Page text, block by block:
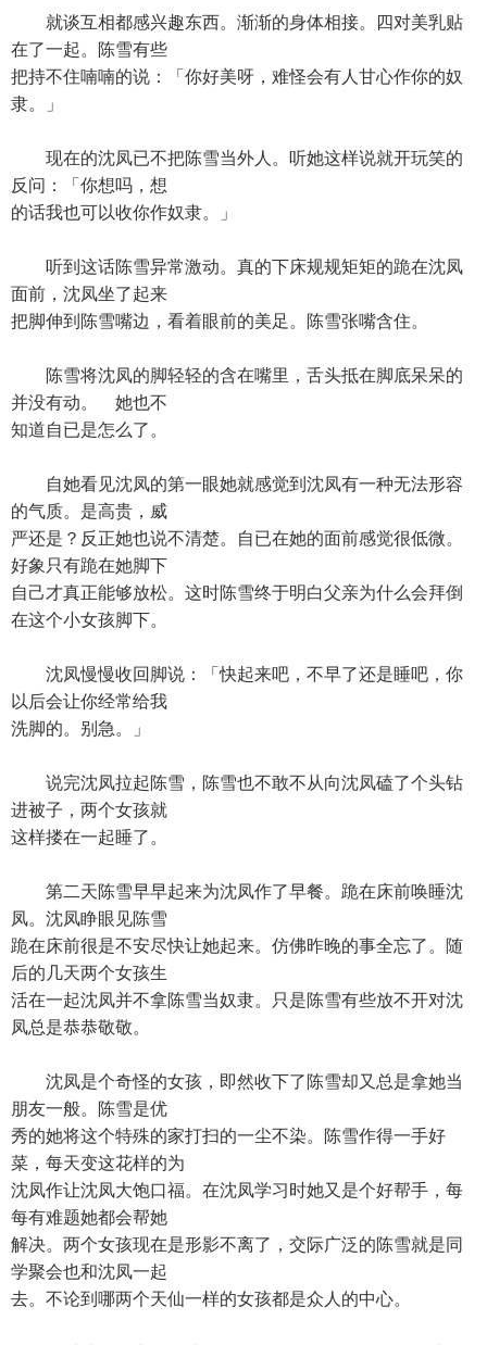
就谈互相都感兴趣东西。渐渐的身体相接。四对美乳贴
在了一起。陈雪有些
把持不住喃喃的说：「你好美呀，难怪会有人甘心作你的奴
隶。」
现在的沈凤已不把陈雪当外人。听她这样说就开玩笑的
反问：「你想吗，想
的话我也可以收你作奴隶。」
听到这话陈雪异常激动。真的下床规规矩矩的跪在沈凤
面前，沈凤坐了起来
把脚伸到陈雪嘴边，看着眼前的美足。陈雪张嘴含住。
陈雪将沈凤的脚轻轻的含在嘴里，舌头抵在脚底呆呆的
并没有动。 她也不
知道自已是怎么了。
自她看见沈凤的第一眼她就感觉到沈凤有一种无法形容
的气质。是高贵，威
严还是？反正她也说不清楚。自已在她的面前感觉很低微。
好象只有跪在她脚下
自己才真正能够放松。这时陈雪终于明白父亲为什么会拜倒
在这个小女孩脚下。
沈凤慢慢收回脚说：「快起来吧，不早了还是睡吧，你
以后会让你经常给我
洗脚的。别急。」
说完沈凤拉起陈雪，陈雪也不敢不从向沈凤磕了个头钻
进被子，两个女孩就
这样搂在一起睡了。
第二天陈雪早早起来为沈凤作了早餐。跪在床前唤睡沈
凤。沈凤睁眼见陈雪
跪在床前很是不安尽快让她起来。仿佛昨晚的事全忘了。随
后的几天两个女孩生
活在一起沈凤并不拿陈雪当奴隶。只是陈雪有些放不开对沈
凤总是恭恭敬敬。
沈凤是个奇怪的女孩，即然收下了陈雪却又总是拿她当
朋友一般。陈雪是优
秀的她将这个特殊的家打扫的一尘不染。陈雪作得一手好
菜，每天变这花样的为
沈凤作让沈凤大饱口福。在沈凤学习时她又是个好帮手，每
每有难题她都会帮她
解决。两个女孩现在是形影不离了，交际广泛的陈雪就是同
学聚会也和沈凤一起
去。不论到哪两个天仙一样的女孩都是众人的中心。